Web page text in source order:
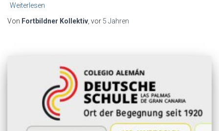
Weiterlesen
Von Fortbildner Kollektiv , vor 5 Jahren